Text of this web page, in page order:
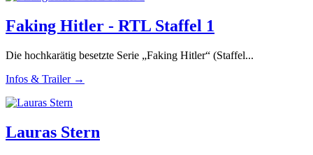
Faking Hitler - RTL Staffel 1
Die hochkarätig besetzte Serie „Faking Hitler“ (Staffel...
Infos & Trailer →
Lauras Stern